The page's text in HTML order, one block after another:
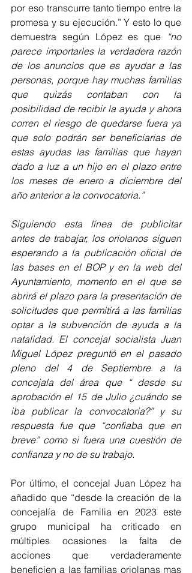
por eso transcurre tanto tiempo entre la
promesa y su ejecución.” Y esto lo que
demuestra según López es que
“no
parece importarles la verdadera razón
de los anuncios que es ayudar a las
personas, porque hay muchas familias
que quizás contaban con la
posibilidad de recibir la ayuda y ahora
corren el riesgo de quedarse fuera ya
que solo podrán ser beneficiarias de
estas ayudas las familias que hayan
dado a luz a un hijo en el plazo entre
los meses de enero a diciembre del
año anterior a la convocatoria.”
Siguiendo esta línea de publicitar
antes de trabajar, los oriolanos siguen
esperando a la publicación oficial de
las bases en el BOP y en la web del
Ayuntamiento, momento en el que se
abrirá el plazo para la presentación de
solicitudes que permitirá a las familias
optar a la subvención de ayuda a la
natalidad. El concejal socialista Juan
Miguel López preguntó en el pasado
pleno del 4 de Septiembre a la
concejala del área que “ desde su
aprobación el 15 de Julio ¿cuándo se
iba publicar la convocatoria?” y su
respuesta fue que “confiaba que en
breve” como si fuera una cuestión de
confianza y no de su trabajo.
Por último, el concejal Juan López ha
añadido que “desde la creación de la
concejalía de Familia en 2023 este
grupo municipal ha criticado en
múltiples ocasiones la falta de
acciones que verdaderamente
beneficien a las familias oriolanas mas